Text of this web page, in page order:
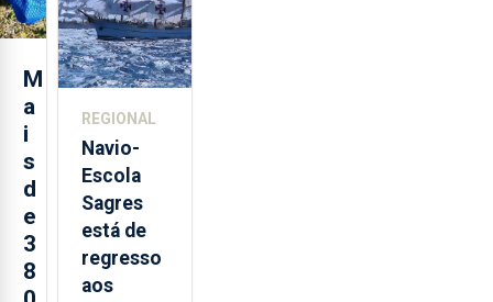
M
a
i
s
d
e
3
8
Sebastião
e cria 30
postos de
REGIONAL
Navio-
Escola
Sagres
está de
regresso
aos